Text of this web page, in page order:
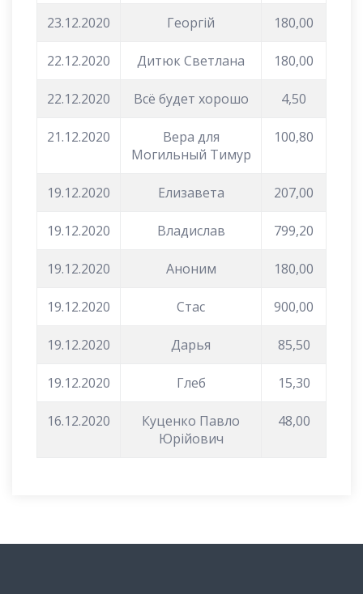
23.12.2020 Георгій 180,00
22.12.2020 Дитюк Светлана 180,00
22.12.2020 Всё будет хорошо 4,50
21.12.2020
Вера для
Могильный Тимур
100,80
19.12.2020 Елизавета 207,00
19.12.2020 Владислав 799,20
19.12.2020 Аноним 180,00
19.12.2020 Стас 900,00
19.12.2020 Дарья 85,50
19.12.2020 Глеб 15,30
16.12.2020
Куценко Павло
Юрійович
48,00